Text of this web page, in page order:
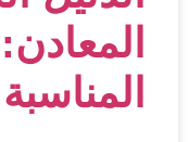
المناسبة